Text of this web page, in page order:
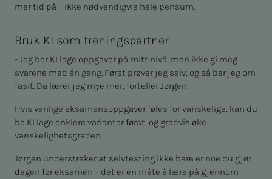
mer tid på – ikke nødvendigvis hele pensum.
Bruk KI som treningspartner
- Jeg ber KI lage oppgaver på mitt nivå, men ikke gi meg
svarene med én gang. Først prøver jeg selv, og så ber jeg om
fasit. Da lærer jeg mye mer, forteller Jørgen.
Hvis vanlige eksamensoppgaver føles for vanskelige, kan du
be KI lage enklere varianter først, og gradvis øke
vanskelighetsgraden.
Jørgen understreker at selvtesting ikke bare er noe du gjør
dagen før eksamen – det er en måte å lære på gjennom